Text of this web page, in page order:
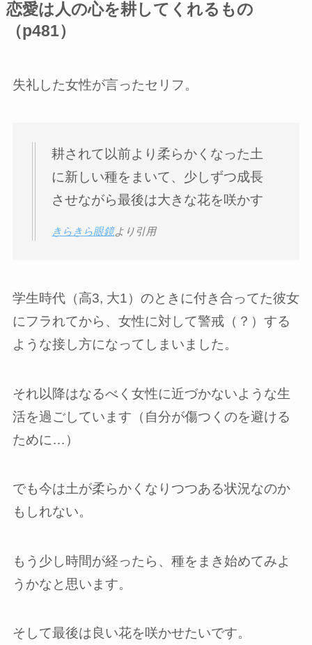
恋愛は人の心を耕してくれるもの
（p481）
失礼した女性が言ったセリフ。
耕されて以前より柔らかくなった土
に新しい種をまいて、少しずつ成長
させながら最後は大きな花を咲かす
きらきら眼鏡より引用
学生時代（高3, 大1）のときに付き合ってた彼女
にフラれてから、女性に対して警戒（？）する
ような接し方になってしまいました。
それ以降はなるべく女性に近づかないような生
活を過ごしています（自分が傷つくのを避ける
ために…）
でも今は土が柔らかくなりつつある状況なのか
もしれない。
もう少し時間が経ったら、種をまき始めてみよ
うかなと思います。
そして最後は良い花を咲かせたいです。